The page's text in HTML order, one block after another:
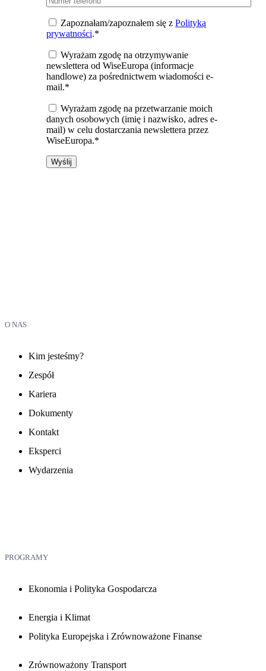
Zapoznałam/zapoznałem się z Polityką
prywatności.*
Wyrażam zgodę na otrzymywanie
newslettera od WiseEuropa (informacje
handlowe) za pośrednictwem wiadomości e-
mail.*
Wyrażam zgodę na przetwarzanie moich
danych osobowych (imię i nazwisko, adres e-
mail) w celu dostarczania newslettera przez
WiseEuropa.*
O NAS
Kim jesteśmy?
Zespół
Kariera
Dokumenty
Kontakt
Eksperci
Wydarzenia
PROGRAMY
Ekonomia i Polityka Gospodarcza
Energia i Klimat
Polityka Europejska i Zrównoważone Finanse
Zrównoważony Transport